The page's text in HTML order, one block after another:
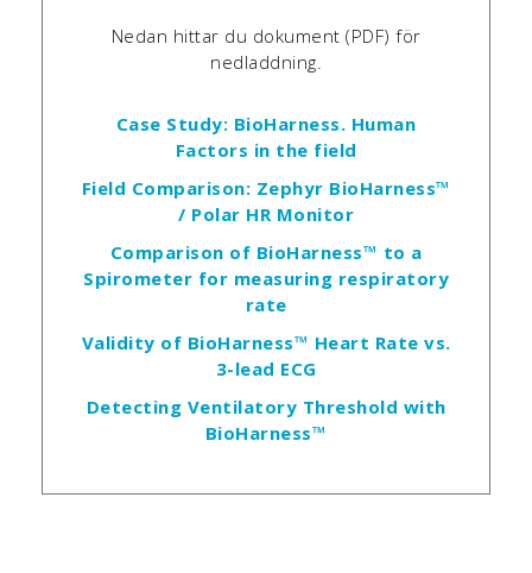
Nedan hittar du dokument (PDF) för
nedladdning.
Case Study: BioHarness. Human
Factors in the field
Field Comparison: Zephyr BioHarness™
/ Polar HR Monitor
Comparison of BioHarness™ to a
Spirometer for measuring respiratory
rate
Validity of BioHarness™ Heart Rate vs.
3-lead ECG
Detecting Ventilatory Threshold with
BioHarness™